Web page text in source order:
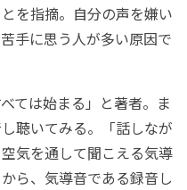
を指摘。自分の声を嫌い
手に思う人が多い原因で
ては始まる」と著者。ま
聴いてみる。「話しなが
気を通して聞こえる気導
ら、気導音である録音し